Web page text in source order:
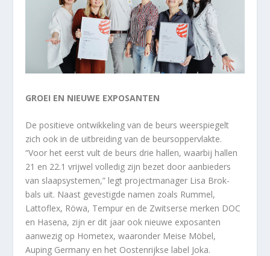
GROEI EN NIEUWE EXPOSANTEN
De positieve ontwikkeling van de beurs weerspiegelt
zich ook in de uitbreiding van de beursoppervlakte.
“Voor het eerst vult de beurs drie hallen, waarbij hallen
21 en 22.1 vrijwel volledig zijn bezet door aanbieders
van slaapsystemen,” legt projectmanager Lisa Brok-
bals uit. Naast gevestigde namen zoals Rummel,
Lattoflex, Röwa, Tempur en de Zwitserse merken DOC
en Hasena, zijn er dit jaar ook nieuwe exposanten
aanwezig op Hometex, waaronder Meise Möbel,
Auping Germany en het Oostenrijkse label Joka.